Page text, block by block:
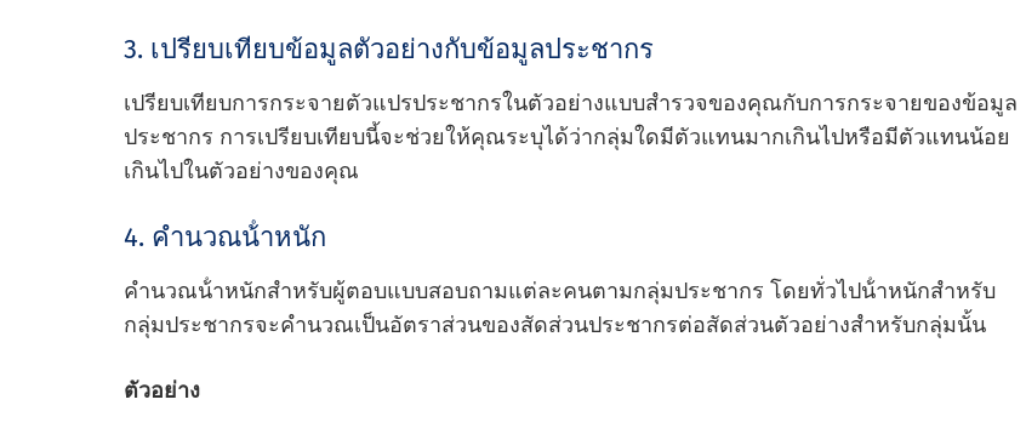
3. เปรียบเทียบข้อมูลตัวอย่างกับข้อมูลประชากร
เปรียบเทียบการกระจายตัวแปรประชากรในตัวอย่างแบบสํารวจของคุณกับการกระจายของข้อมูล
ประชากร การเปรียบเทียบนี้จะช่วยให้คุณระบุได้ว่ากลุ่มใดมีตัวแทนมากเกินไปหรือมีตัวแทนน้อย
เกินไปในตัวอย่างของคุณ
4. คํานวณน้ําหนัก
คํานวณน้ําหนักสําหรับผู้ตอบแบบสอบถามแต่ละคนตามกลุ่มประชากร โดยทั่วไปน้ําหนักสําหรับ
กลุ่มประชากรจะคํานวณเป็นอัตราส่วนของสัดส่วนประชากรต่อสัดส่วนตัวอย่างสําหรับกลุ่มนั้น
ตัวอย่าง